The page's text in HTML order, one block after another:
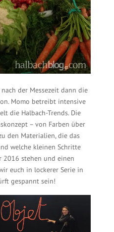
der Messezeit dann die
Momo betreibt intensive
die Halbach-Trends. Die
– von Farben über
den Materialien, die das
welche kleinen Schritte
2016 stehen und einen
euch in lockerer Serie in
gespannt sein!